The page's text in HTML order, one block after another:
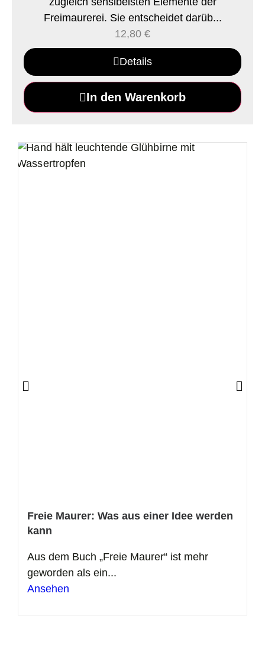
Freimaurerei. Sie entscheidet darüb...
12,80 €
Details
In den Warenkorb
Freie Maurer: Was aus einer Idee werden
kann
Aus dem Buch „Freie Maurer“ ist mehr
geworden als ein...
Ansehen